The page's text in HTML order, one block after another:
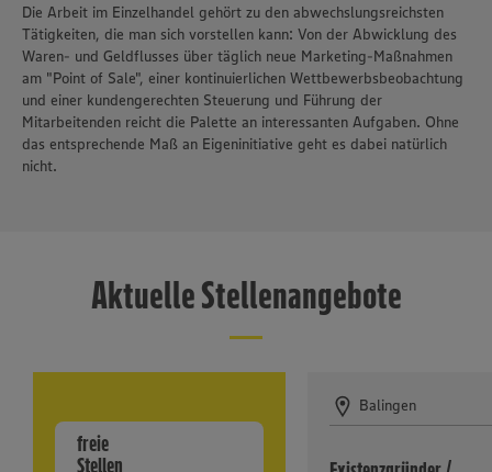
Die Arbeit im Einzelhandel gehört zu den abwechslungsreichsten
Tätigkeiten, die man sich vorstellen kann: Von der Abwicklung des
Waren- und Geldflusses über täglich neue Marketing-Maßnahmen
am "Point of Sale", einer kontinuierlichen Wettbewerbsbeobachtung
und einer kundengerechten Steuerung und Führung der
Mitarbeitenden reicht die Palette an interessanten Aufgaben. Ohne
das entsprechende Maß an Eigeninitiative geht es dabei natürlich
nicht.
Aktuelle Stellenangebote
freie
Stellen
Balingen